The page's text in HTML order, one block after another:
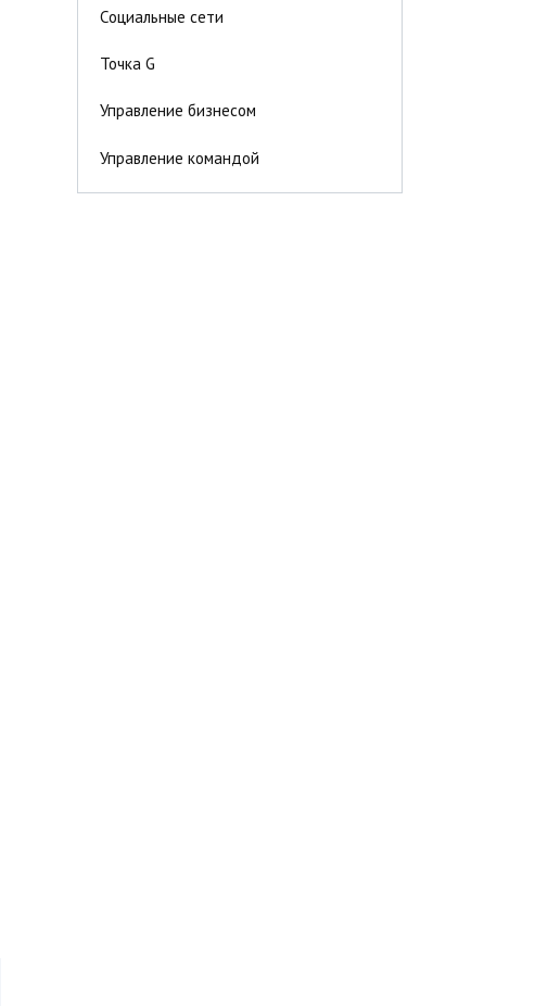
Социальные сети
Точка G
Управление бизнесом
Управление командой